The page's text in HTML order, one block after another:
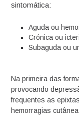
sintomática:
Aguda ou
Crónica ou
Subaguda ou
Na primeira das
provocando
frequentes as
hemorragias